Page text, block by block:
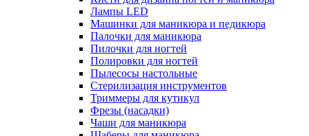
Лампы LED
Машинки для маникюра и педикюра
Палочки для маникюра
Пилочки для ногтей
Полировки для ногтей
Пылесосы настольные
Стерилизация инструментов
Триммеры для кутикул
Фрезы (насадки)
Чаши для маникюра